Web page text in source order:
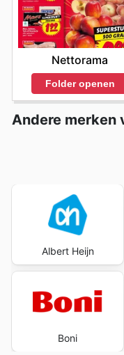
Nettorama
Folder openen
Andere merken
Albert Heijn
Boni